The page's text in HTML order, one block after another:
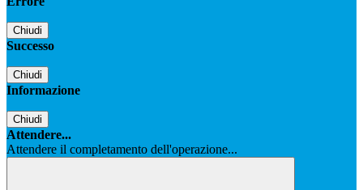
Chiudi
Successo
Chiudi
Informazione
Chiudi
Attendere...
Attendere il completamento dell'operazione...